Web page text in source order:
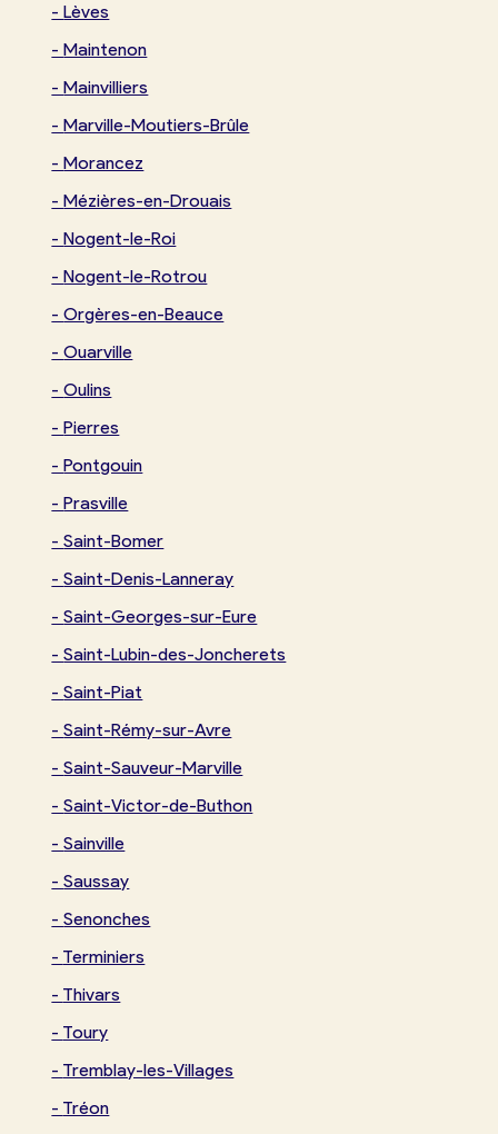
-Lèves
-Maintenon
-Mainvilliers
-Marville-Moutiers-Brûle
-Morancez
-Mézières-en-Drouais
-Nogent-le-Roi
-Nogent-le-Rotrou
-Orgères-en-Beauce
-Ouarville
-Oulins
-Pierres
-Pontgouin
-Prasville
-Saint-Bomer
-Saint-Denis-Lanneray
-Saint-Georges-sur-Eure
-Saint-Lubin-des-Joncherets
-Saint-Piat
-Saint-Rémy-sur-Avre
-Saint-Sauveur-Marville
-Saint-Victor-de-Buthon
-Sainville
-Saussay
-Senonches
- Terminiers
- Thivars
- Toury
- Tremblay-les-Villages
- Tréon